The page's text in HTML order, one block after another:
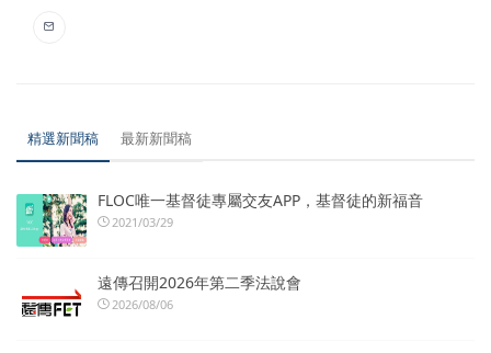
精選新聞稿 最新新聞稿
FLOC唯一基督徒專屬交友APP，基督徒的新福音
2021/03/29
遠傳召開2026年第二季法說會
2026/08/06